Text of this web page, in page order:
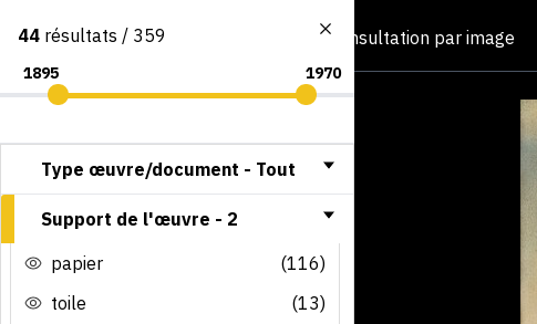
Consultation par image
44 résultats / 359
Type œuvre/document - Tout
Support de l'œuvre - 2
papier
(116)
toile
(13)